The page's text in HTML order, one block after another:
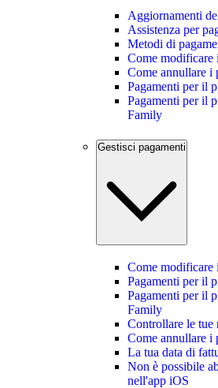
Aggiornamenti
Assistenza per
Metodi di
Come modificare
Come annullare i
Pagamenti per il
Pagamenti per il
Family
Gestisci pagamenti
Come modificare
Pagamenti per il
Pagamenti per il
Family
Controllare le tue
Come annullare i
La tua data di
Non è possibile
nell'app iOS